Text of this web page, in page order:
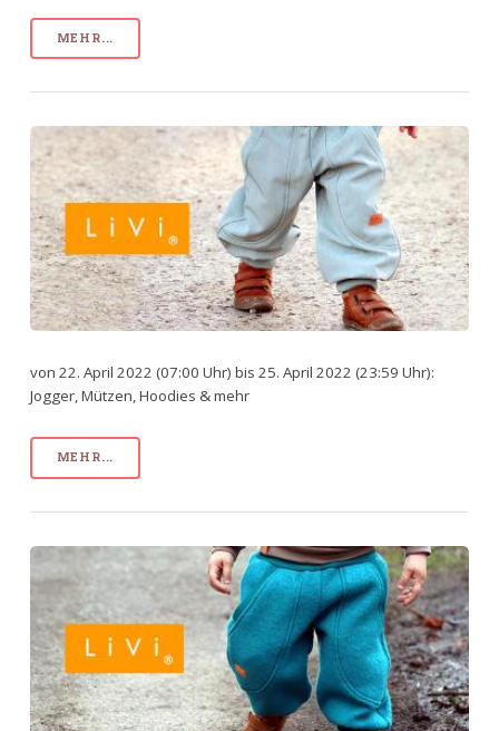
MEHR...
von 22. April 2022 (07:00 Uhr) bis 25. April 2022 (23:59 Uhr):
Jogger, Mützen, Hoodies & mehr
MEHR...